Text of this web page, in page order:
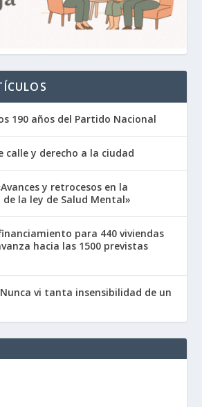
190 años del Partido Nacional
calle y derecho a la ciudad
y retrocesos en la
la ley de Salud Mental»
para 440 viviendas
hacia las 1500 previstas
vi tanta insensibilidad de un